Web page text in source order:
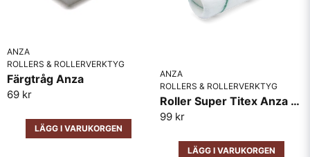
ANZA
ROLLERS & ROLLERVERKTYG
Färgtråg Anza
69 kr
LÄGG I VARUKORGEN
ANZA
ROLLERS & ROLLERVERKTYG
Roller Super Titex Anza Medelfin
99 kr
LÄGG I VARUKORGEN